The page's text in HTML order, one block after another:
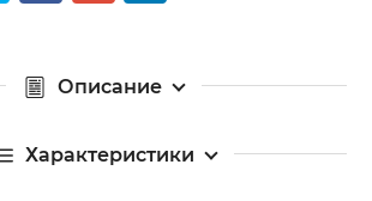
Описание
Характеристики